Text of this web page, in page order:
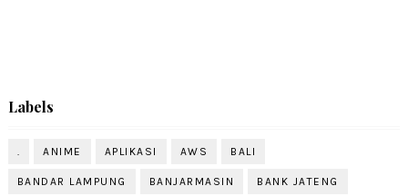
Labels
. ANIME APLIKASI AWS BALI
BANDAR LAMPUNG BANJARMASIN BANK JATENG